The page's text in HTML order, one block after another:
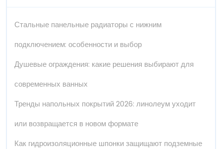
Стальные панельные радиаторы с нижним
подключением: особенности и выбор
Душевые ограждения: какие решения выбирают для
современных ванных
Тренды напольных покрытий 2026: линолеум уходит
или возвращается в новом формате
Как гидроизоляционные шпонки защищают подземные